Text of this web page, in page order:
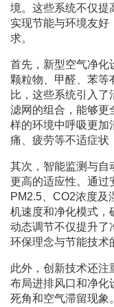
境。这些系统不仅提
实现节能与环境友好
求。
首先，新型空气净化
颗粒物、甲醛、苯等
比，这些系统引入
滤网的组合，能够更
样的环境中呼吸更加
痛、疲劳等不适症状
其次，智能监测与自
更高的适应性。通过
PM2.5、CO2浓度及
机速度和净化模式，
动态调节不仅提升了
环保理念与节能技术
此外，创新技术还注
布局进排风口和净化
死角和空气滞留现象